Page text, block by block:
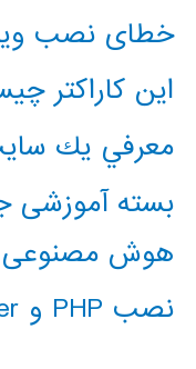
خطای نصب
این کاراکتر
معرفي يك
بسته آموزشی
هوش مصنوعی
نصب PHP و composer در ویندوز 10